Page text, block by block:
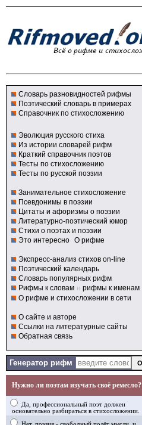
Словарь разновидностей рифмы
Поэтический словарь в примерах
Справочник по стихосложению
Эволюция русского стиха
Из истории словарей рифм
Краткий справочник поэтов
Тесты по стихосложению
Тесты по русской поэзии
Занимательное стихосложение
Псевдонимы в поэзии
Цитаты и афоризмы о поэзии
Литературно-поэтический юмор
Стихи о поэтах и поэзии
Это интересно О рифме
Экспресс-анализ стихов on-line
Поэтический календарь
Словарь популярных рифм
Рифмы к словам и рифмы к именам
О рифме и стихосложении в сети
О сайте и авторе
Ссылки на литературные сайты
Обратная связь
Генератор рифм
Нужно ли поэтам изучать своё ремесло?
Да, профессиональный поэт должен
основательно разбираться в стихосложении.